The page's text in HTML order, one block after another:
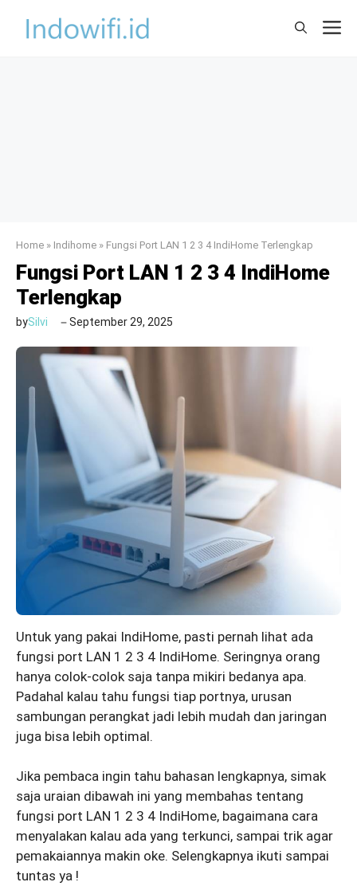
Home » Indihome » Fungsi Port LAN 1 2 3 4 IndiHome Terlengkap
Fungsi Port LAN 1 2 3 4 IndiHome
Terlengkap
bySilvi September 29, 2025
Untuk yang pakai IndiHome, pasti pernah lihat ada
fungsi port LAN 1 2 3 4 IndiHome. Seringnya orang
hanya colok-colok saja tanpa mikiri bedanya apa.
Padahal kalau tahu fungsi tiap portnya, urusan
sambungan perangkat jadi lebih mudah dan jaringan
juga bisa lebih optimal.
Jika pembaca ingin tahu bahasan lengkapnya, simak
saja uraian dibawah ini yang membahas tentang
fungsi port LAN 1 2 3 4 IndiHome, bagaimana cara
menyalakan kalau ada yang terkunci, sampai trik agar
pemakaiannya makin oke. Selengkapnya ikuti sampai
tuntas ya !